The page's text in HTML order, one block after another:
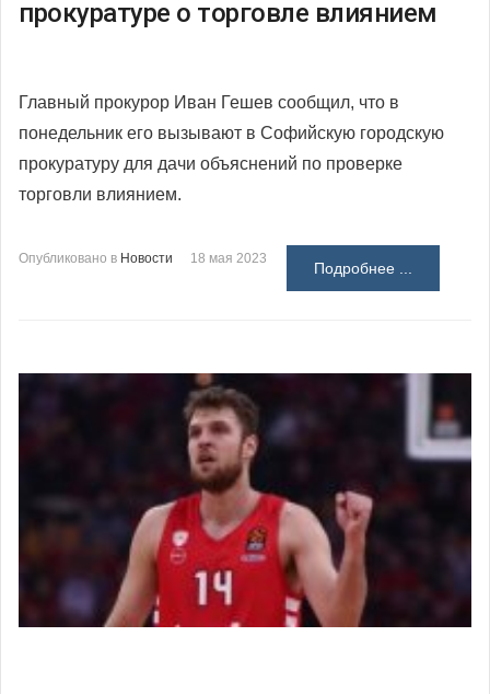
прокуратуре о торговле влиянием
Главный прокурор Иван Гешев сообщил, что в
понедельник его вызывают в Софийскую городскую
прокуратуру для дачи объяснений по проверке
торговли влиянием.
Опубликовано в Новости 18 мая 2023
Подробнее ...